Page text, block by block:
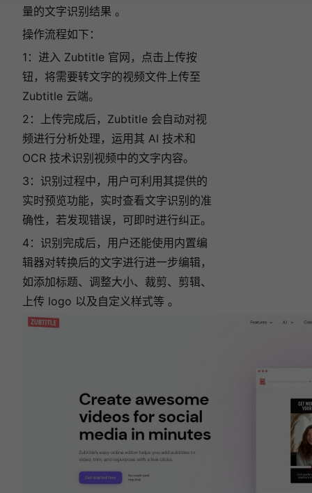
量的文字识别结果 。
操作流程如下：
1：进入 Zubtitle 官网，点击上传按
钮，将需要转文字的视频文件上传至
Zubtitle 云端。
2：上传完成后，Zubtitle 会自动对视
频进行分析处理，运用其 AI 技术和
OCR 技术识别视频中的文字内容。
3：识别过程中，用户可利用其提供的
实时预览功能，实时查看文字识别的准
确性，若发现错误，可即时进行纠正。
4：识别完成后，用户还能使用内置编
辑器对转换后的文字进行进一步编辑，
如添加标题、调整大小、裁剪、剪辑、
上传 logo 以及自定义样式等 。